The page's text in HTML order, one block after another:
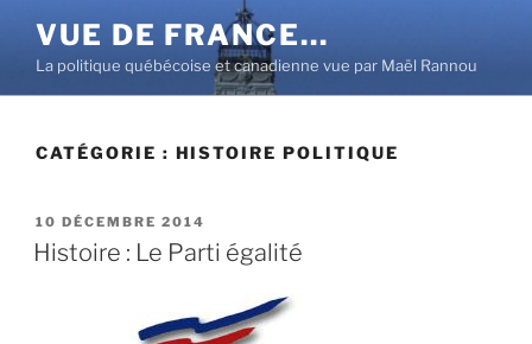
contenu
principal
VUE DE FRANCE…
La politique québécoise et canadienne vue par Maël Rannou
CATÉGORIE : HISTOIRE POLITIQUE
PUBLIÉ
LE
10 DÉCEMBRE 2014
Histoire : Le Parti égalité